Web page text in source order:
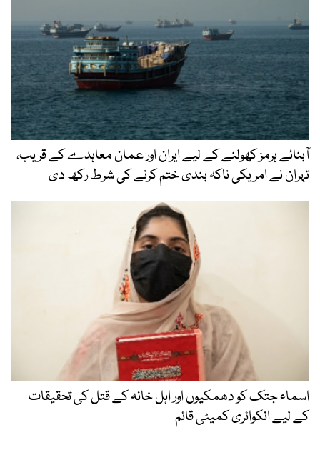
آبنائے ہرمز کھولنے کے لیے ایران اور عمان معاہدے کے قریب،
تہران نے امریکی ناکہ بندی ختم کرنے کی شرط رکھ دی
اسماء جتک کو دھمکیوں اور اہل خانہ کے قتل کی تحقیقات
کے لیے انکوائری کمیٹی قائم